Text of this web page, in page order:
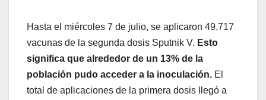
Hasta el miércoles 7 de julio, se aplicaron 49.717
vacunas de la segunda dosis Sputnik V. Esto
significa que alrededor de un 13% de la
población pudo acceder a la inoculación. El
total de aplicaciones de la primera dosis llegó a